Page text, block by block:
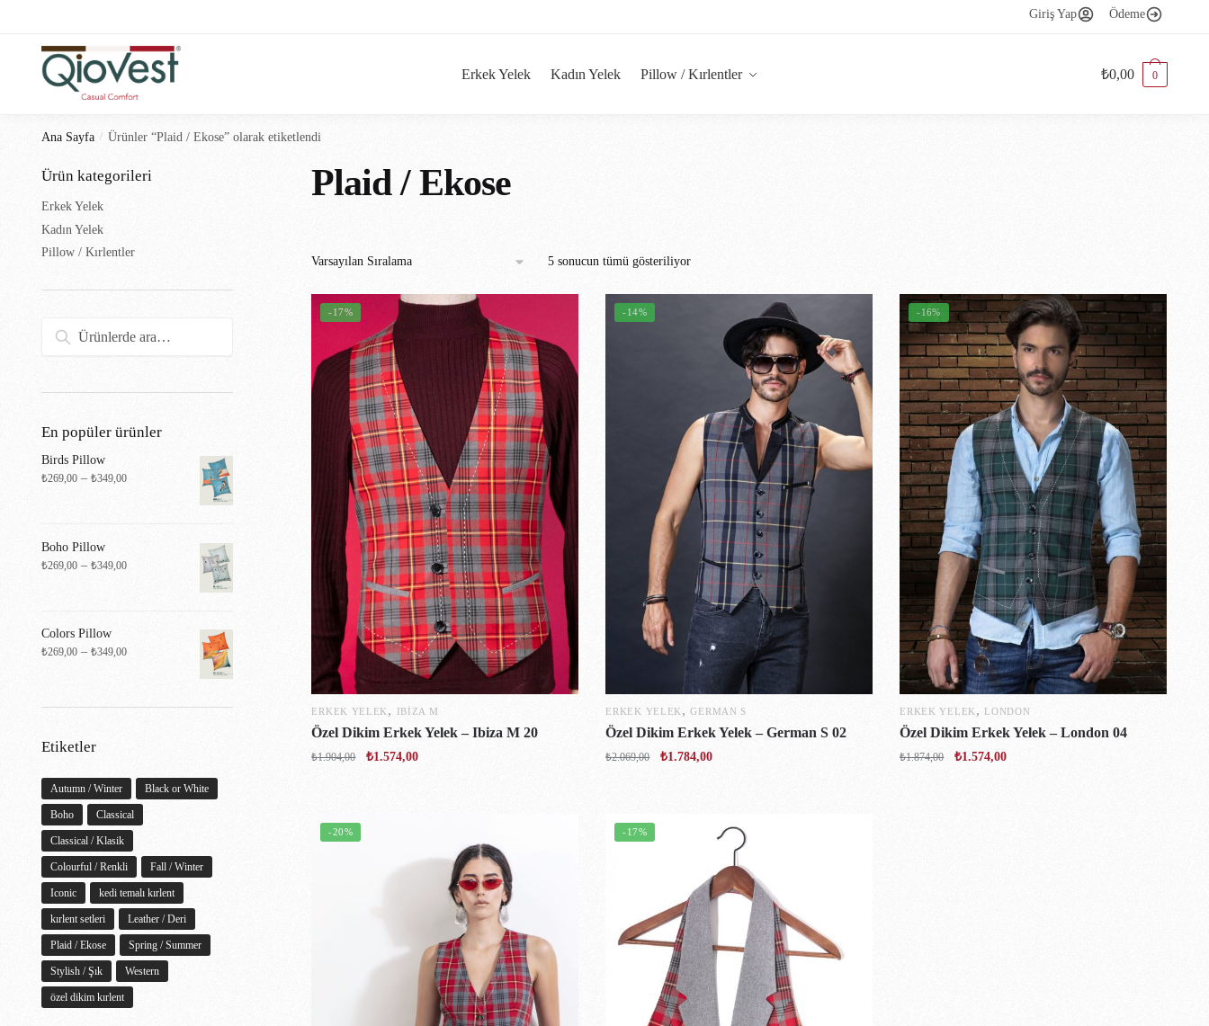
Giriş Yap Ödeme
Erkek Yelek Kadın Yelek Pillow / Kırlentler ₺0,00 0
Ana Sayfa / Ürünler “Plaid / Ekose” olarak etiketlendi
Plaid / Ekose
5 sonucun tümü gösteriliyor
-17%
ERKEK YELEK , IBIZA M
Özel Dikim Erkek Yelek – Ibiza M 20
₺1.904,00 ₺1.574,00
-14%
ERKEK YELEK ,GERMAN S
Özel Dikim Erkek Yelek – German S 02
₺2.069,00 ₺1.784,00
-16%
ERKEK YELEK , LONDON
Özel Dikim Erkek Yelek – London 04
₺1.874,00 ₺1.574,00
-20% -17%
Ürün kategorileri
Erkek Yelek
Kadın Yelek
Pillow / Kırlentler
Ara
En popüler ürünler
Birds Pillow
₺269,00 – ₺349,00
Boho Pillow
₺269,00 – ₺349,00
Colors Pillow
₺269,00 – ₺349,00
Etiketler
Autumn / Winter Black or White
Boho Classical
Classical / Klasik
Colourful / Renkli Fall / Winter
Iconic kedi temalı kırlent
kırlent setleri Leather / Deri
Plaid / Ekose Spring / Summer
Stylish / Şık Western
özel dikim kırlent